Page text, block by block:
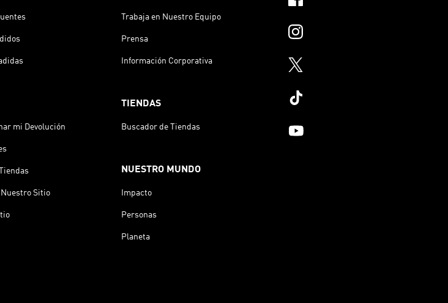
mi Devolución
Nuestro Sitio
Trabaja en Nuestro Equipo
Prensa
Información Corporativa
TIENDAS
Buscador de Tiendas
NUESTRO MUNDO
Impacto
Personas
Planeta